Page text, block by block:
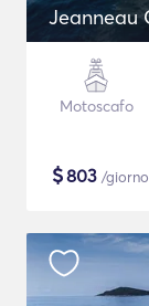
Jeanneau
Motoscafo
$803 /giorno